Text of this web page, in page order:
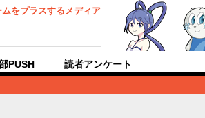
ムをプラスするメディア
PUSH 読者アンケート